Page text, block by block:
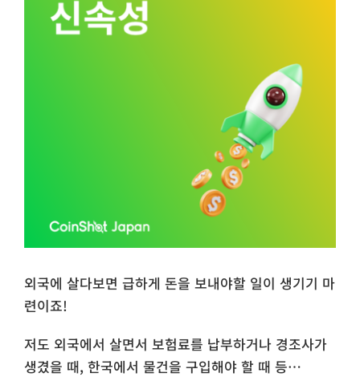
외국에 살다보면 급하게 돈을 보내야할 일이 생기기 마
련이죠!
​저도 외국에서 살면서 보험료를 납부하거나 경조사가
생겼을 때, 한국에서 물건을 구입해야 할 때 등…